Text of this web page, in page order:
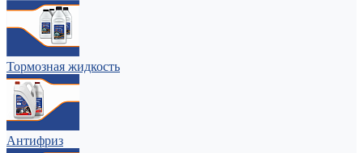
Тормозная жидкость
Антифриз